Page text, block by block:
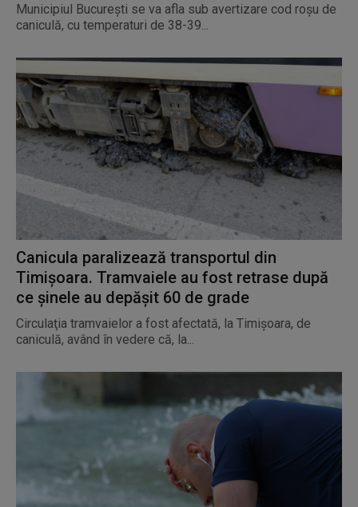
Municipiul Bucureşti se va afla sub avertizare cod roşu de
caniculă, cu temperaturi de 38-39...
Canicula paralizează transportul din
Timișoara. Tramvaiele au fost retrase după
ce șinele au depășit 60 de grade
Circulaţia tramvaielor a fost afectată, la Timişoara, de
caniculă, având în vedere că, la...